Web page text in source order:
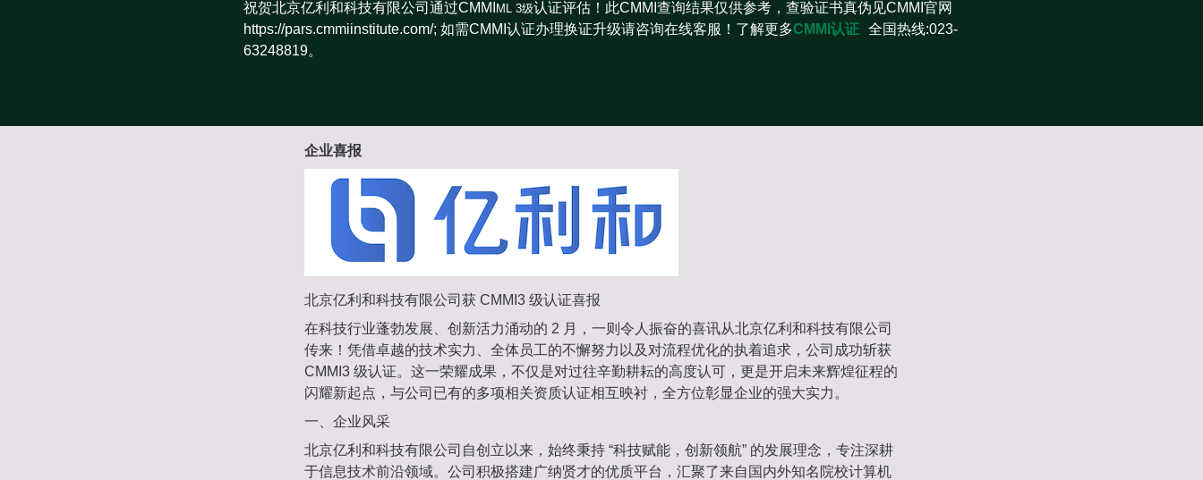
祝贺北京亿利和科技有限公司通过CMMI ML 3级认证评估！此CMMI查询结果仅供参考，查验证书真伪见CMMI官网
https://pars.cmmiinstitute.com/; 如需CMMI认证办理换证升级请咨询在线客服！了解更多CMMI认证 全国热线:023-
63248819。
企业喜报
北京亿利和科技有限公司获 CMMI3 级认证喜报
在科技行业蓬勃发展、创新活力涌动的 2 月，一则令人振奋的喜讯从北京亿利和科技有限公司
传来！凭借卓越的技术实力、全体员工的不懈努力以及对流程优化的执着追求，公司成功斩获
CMMI3 级认证。这一荣耀成果，不仅是对过往辛勤耕耘的高度认可，更是开启未来辉煌征程的
闪耀新起点，与公司已有的多项相关资质认证相互映衬，全方位彰显企业的强大实力。
一、企业风采
北京亿利和科技有限公司自创立以来，始终秉持 “科技赋能，创新领航” 的发展理念，专注深耕
于信息技术前沿领域。公司积极搭建广纳贤才的优质平台，汇聚了来自国内外知名院校计算机